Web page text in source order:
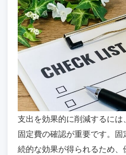
支出を効果的に削減するには
固定費の確認が重要です。
続的な効果が得られるため、